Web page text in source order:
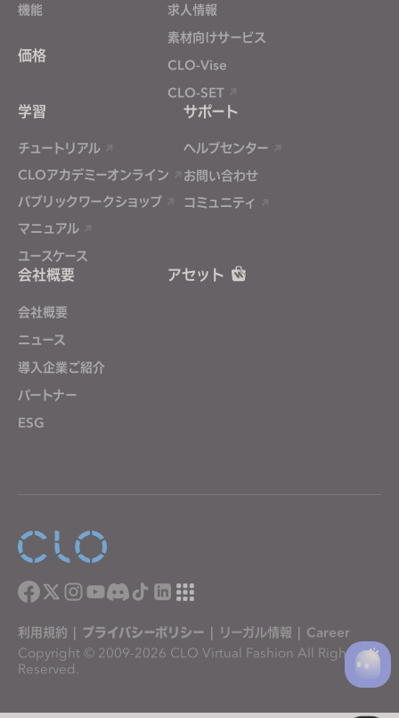
機能
価格
求人情報
素材向けサービス
CLO-Vise
CLO-SET
学習
チュートリアル
CLOアカデミーオンライン
パブリックワークショップ
マニュアル
ユースケース
サポート
ヘルプセンター
お問い合わせ
コミュニティ
会社概要
会社概要
ニュース
導入企業ご紹介
パートナー
ESG
アセット
利用規約 | プライバシーポリシー | リーガル情報 | Career
Copyright © 2009-2026 CLO Virtual Fashion All Rights
Reserved.